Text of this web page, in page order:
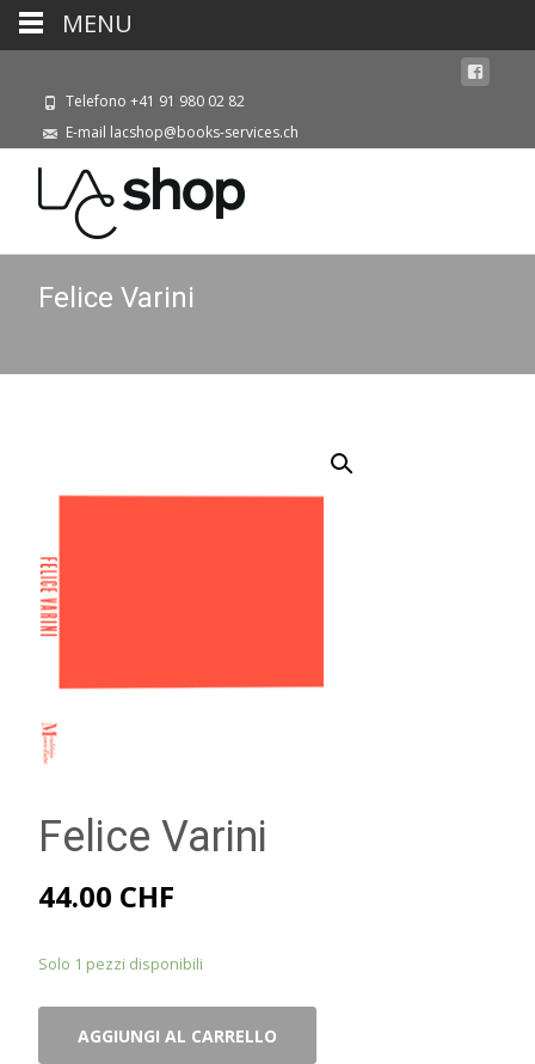
Telefono +41 91 980 02 82
E-mail lacshop@books-services.ch
Felice Varini
Felice Varini
44.00 CHF
Solo 1 pezzi disponibili
Varini
AGGIUNGI AL CARRELLO
MENU